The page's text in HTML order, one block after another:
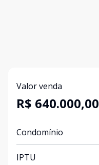
Valor venda
R$ 640.000,00
Condomínio
IPTU